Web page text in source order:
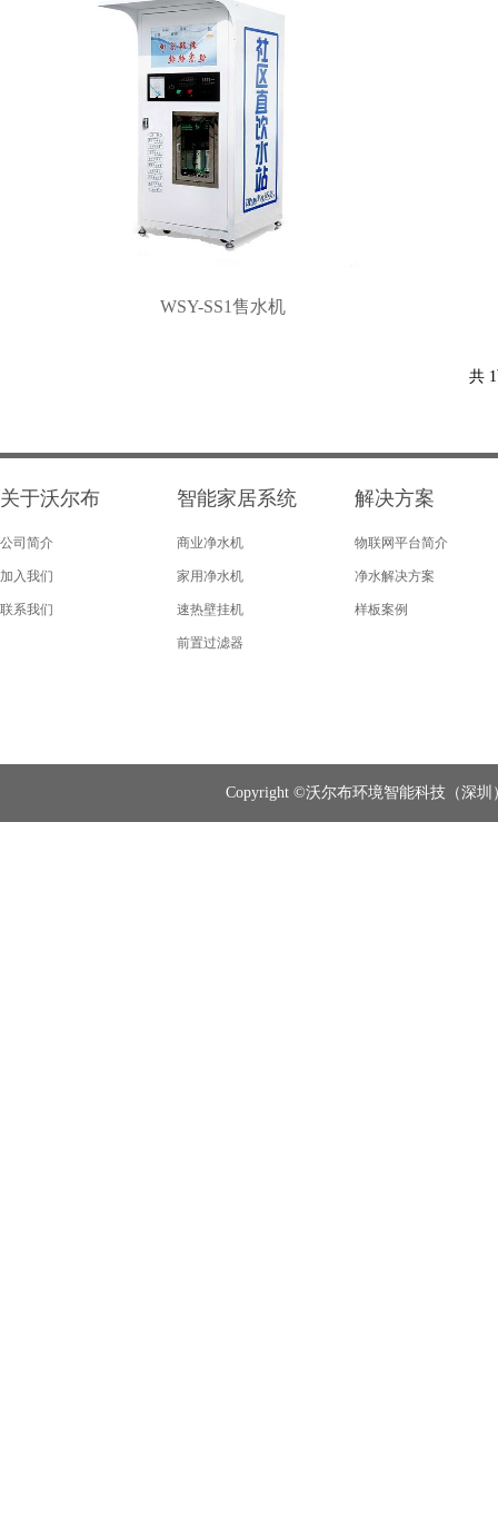
WSY-SS1售水机
共
关于沃尔布
公司简介
加入我们
联系我们
智能家居系统
商业净水机
家用净水机
速热壁挂机
前置过滤器
解决方案
物联网平台简介
净水解决方案
样板案例
Copyright ©沃尔布环境智能科技（深